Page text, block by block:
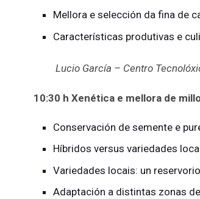
Mellora e selección da fina de
Características produtivas e
Lucio García – Centro
10:30 h Xenética e mellora de
Conservación de semente e
Híbridos versus variedades
Variedades locais: un
Adaptación a distintas zonas